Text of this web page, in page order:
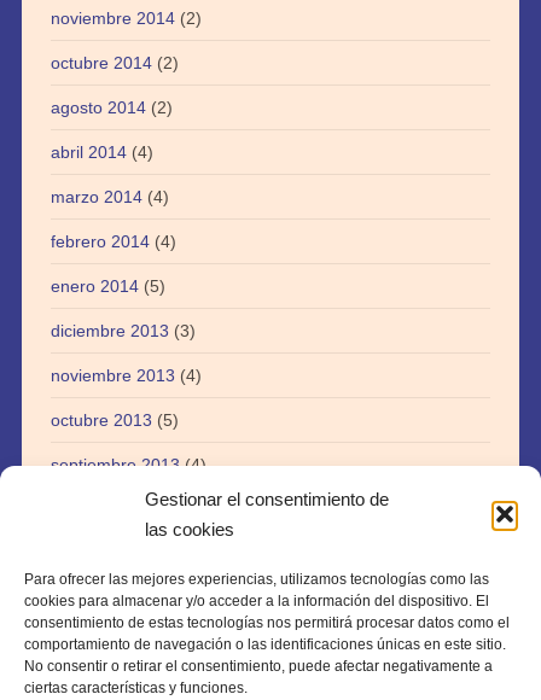
Gestionar el consentimiento de
las cookies
Para ofrecer las mejores experiencias, utilizamos tecnologías como las
cookies para almacenar y/o acceder a la información del dispositivo. El
consentimiento de estas tecnologías nos permitirá procesar datos como el
comportamiento de navegación o las identificaciones únicas en este sitio.
No consentir o retirar el consentimiento, puede afectar negativamente a
ciertas características y funciones.
noviembre 2014(2)
octubre 2014(2)
agosto 2014(2)
abril 2014(4)
marzo 2014(4)
febrero 2014(4)
enero 2014(5)
diciembre 2013 (3)
noviembre 2013 (4)
octubre 2013 (5)
septiembre 2013(4)
(5)
abril 2013(1)
agosto 2012(1)
julio 2012(1)